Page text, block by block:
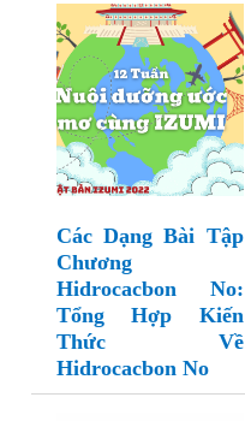
Các Dạng Bài Tập
Chương
Hidrocacbon No:
Tổng Hợp Kiến
Thức Về
Hidrocacbon No